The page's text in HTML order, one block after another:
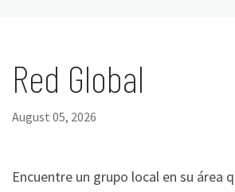
Red Global
August 05, 2026
Encuentre un grupo local en su área